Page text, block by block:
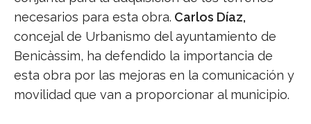
necesarios para esta obra. Carlos Díaz,
concejal de Urbanismo del ayuntamiento de
Benicàssim, ha defendido la importancia de
esta obra por las mejoras en la comunicación y
movilidad que van a proporcionar al municipio.